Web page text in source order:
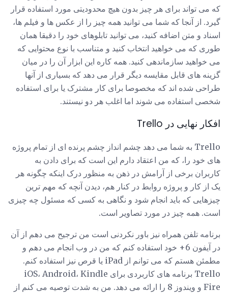
که می تواند برای هر چیز بدون هیچ محدودیتی مورد استفاده قرار
گیرد. از آنجا که شما می توانید همه چیز را از عکس ها و فیلم ها،
اسناد و متن اضافه کنید، می توانید تابلوهای خود را دقیقا همان
طوری که می خواهید انتخاب کنید و متناسب با نوع محتوایی که
می خواهید سازماندهی کنید. همه کاره این ابزار آن را در میان
گزینه های قابل مقایسه دیگر قرار می دهد که بسیاری از آنها
طراحی شده اند که مخصوصا برای کار مشترک یا برای استفاده
شخصی استفاده می شوند اما اغلب هر دو نیستند.
افکار نهایی در Trello
Trello به شما می دهد چشم انداز چشم پرنده ای از تمام پروژه
های خود را، که من اعتقاد دارم این است که برای دادن به
کاربران برخی از آرامش در ذهن به منظور درک اینکه چگونه هر
یک از کار و پروژه روابط در کنار هم، دیدن آنچه که مهم ترین
چیزهایی که باید انجام شود و نگاهی به کسی که مسئول چه چیزی
است. همه چیز در مورد تصاویر است.
برنامه تلفن همراه نیز باور نکردنی است من ترجیح می دهم از آن
در آیفون 6+ خود استفاده کنم که من در وب انجام می دهم و
مطمئن هستم که می توانم از iPad یا قرص نیز استفاده کنم.
Trello برنامه های کاربردی برای iOS، Android، Kindle
Fire و ویندوز 8 را ارائه می دهد. من به شدت توصیه می کنم از